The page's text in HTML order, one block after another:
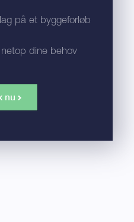
på et byggeforløb
dine behov
nu